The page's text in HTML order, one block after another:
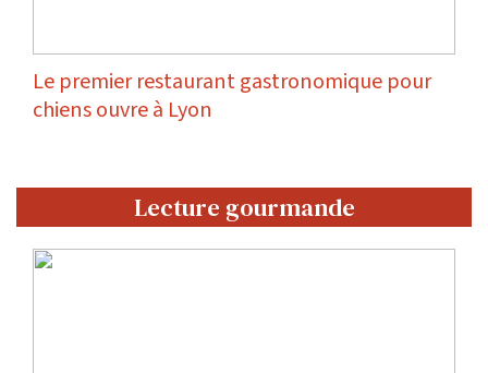
Le premier restaurant gastronomique pour
chiens ouvre à Lyon
Lecture gourmande